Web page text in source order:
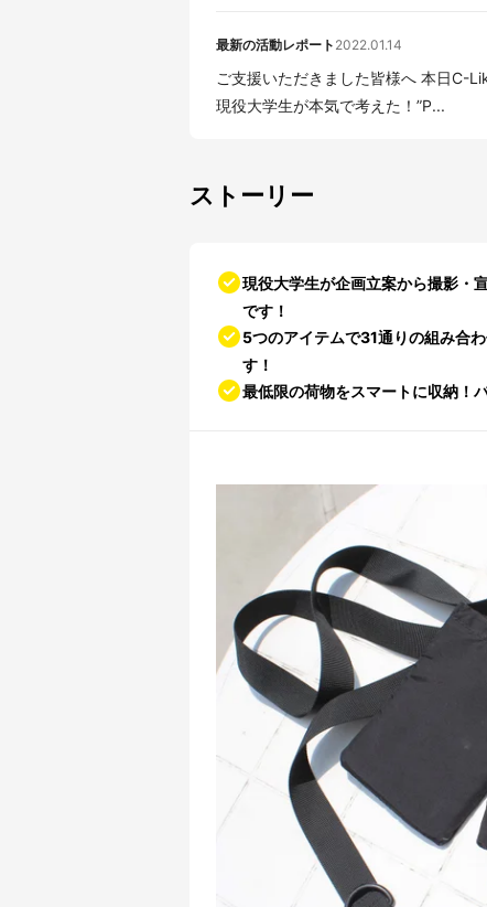
最新の活動レポート 2022.01.14
ご支援いただきました皆様へ 本日C-Like 第3弾プロジェクトが12時より公開致しました！！
現役大学生が本気で考えた！”P...
ストーリー
現役大学生が企画立案から撮影・
です！
5つのアイテムで31通りの組み合
す！
最低限の荷物をスマートに収納！